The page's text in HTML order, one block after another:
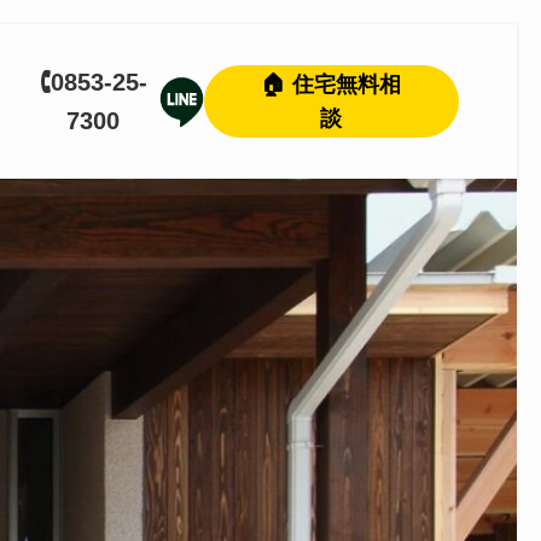
🕻0853-25-
7300
🏠 住宅無料相
談